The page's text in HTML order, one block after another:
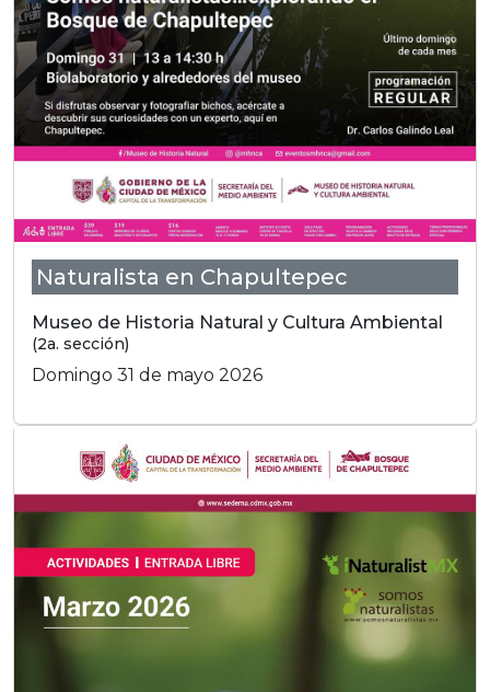
Naturalista en Chapultepec
Museo de Historia Natural y Cultura Ambiental
(2a. sección)
Domingo 31 de mayo 2026